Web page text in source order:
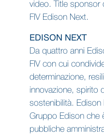
video. Title sponsor
FIV Edison Next.
EDISON NEXT
Da quattro anni
FIV con cui
determinazione,
innovazione, spirito
sostenibilità. Edison
Gruppo Edison che
pubbliche